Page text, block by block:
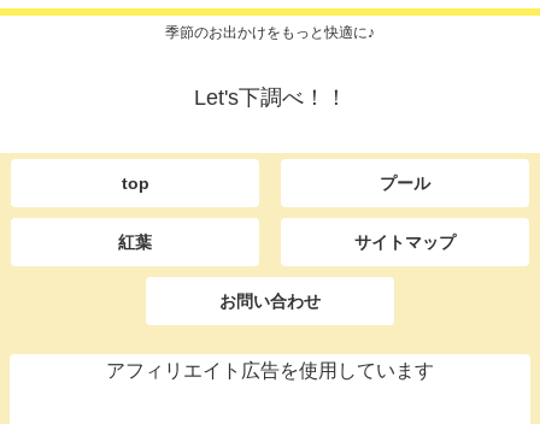
季節のお出かけをもっと快適に♪
Let's下調べ！！
top プール
紅葉 サイトマップ
お問い合わせ
アフィリエイト広告を使用しています